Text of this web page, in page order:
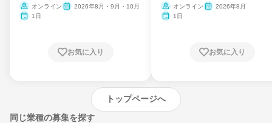
ム
オンライン
2026年8月・9月・10月
1日
お気に入り
オンライン
2026年8月
1日
お気に入り
トップページへ
同じ業種の募集を探す